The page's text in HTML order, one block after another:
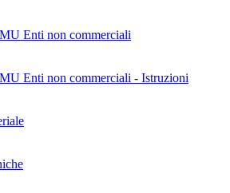
Enti non commerciali
Enti non commerciali - Istruzioni